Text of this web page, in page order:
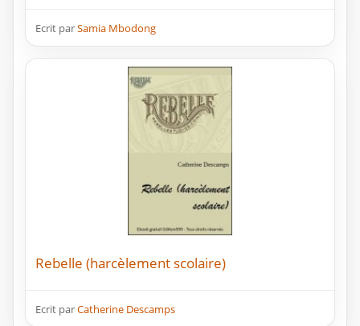
Ecrit parSamia Mbodong
Rebelle (harcèlement scolaire)
Ecrit parCatherine Descamps